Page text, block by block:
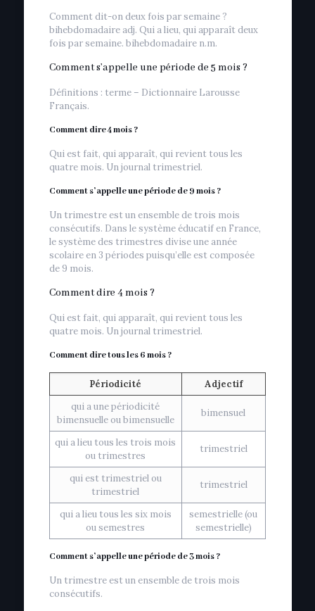
Comment dit-on deux fois par semaine ?
bihebdomadaire adj. Qui a lieu, qui apparaît deux
fois par semaine. bihebdomadaire n.m.
Comment s’appelle une période de 5 mois ?
Définitions : terme – Dictionnaire Larousse
Français.
Comment dire 4 mois ?
Qui est fait, qui apparaît, qui revient tous les
quatre mois. Un journal trimestriel.
Comment s’appelle une période de 9 mois ?
Un trimestre est un ensemble de trois mois
consécutifs. Dans le système éducatif en France,
le système des trimestres divise une année
scolaire en 3 périodes puisqu’elle est composée
de 9 mois.
Comment dire 4 mois ?
Qui est fait, qui apparaît, qui revient tous les
quatre mois. Un journal trimestriel.
Comment dire tous les 6 mois ?
Périodicité
Adjectif
qui a une périodicité
bimensuelle ou bimensuelle
bimensuel
qui a lieu tous les trois mois
ou trimestres
trimestriel
qui est trimestriel ou
trimestriel
trimestriel
qui a lieu tous les six mois
ou semestres
semestrielle (ou
semestrielle)
Comment s’appelle une période de 3 mois ?
Un trimestre est un ensemble de trois mois
consécutifs.